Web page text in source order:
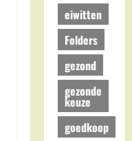
eiwitten
Folders
gezond
gezonde
keuze
goedkoop